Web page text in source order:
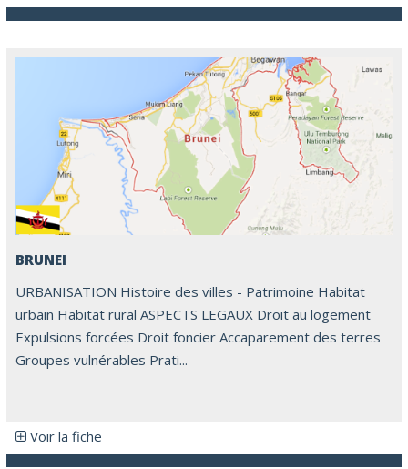
BRUNEI
URBANISATION Histoire des villes - Patrimoine Habitat
urbain Habitat rural ASPECTS LEGAUX Droit au logement
Expulsions forcées Droit foncier Accaparement des terres
Groupes vulnérables Prati...
Voir la fiche